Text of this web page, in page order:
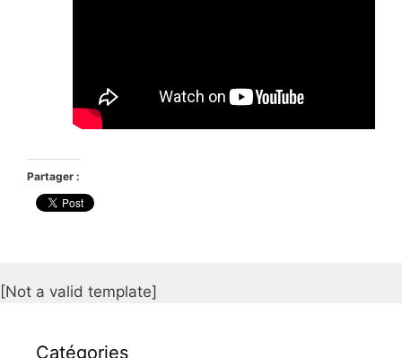
Partager :
[Not a valid template]
Catégories